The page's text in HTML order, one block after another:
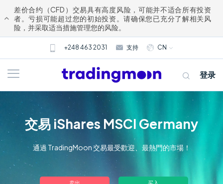
差价合约（CFD）交易具有高度风险，可能并不适合所有投资
者。亏损可能超过您的初始投资。请确保您已充分了解相关风
险，并采取适当措施管理您的风险。
+248 463 2031 支持 CN
登录
交易 iShares MSCI Germany
通過 TradingMoon 交易最受歡迎、最熱門的市場！